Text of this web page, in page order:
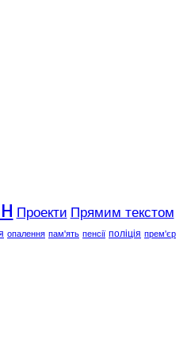
Проекти Прямим текстом
опалення пам'ять пенсії поліція прем'єр